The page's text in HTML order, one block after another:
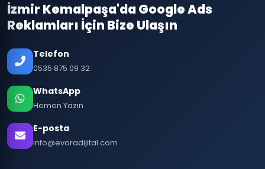
İzmir Kemalpaşa'da Google Ads
Reklamları İçin Bize Ulaşın
Telefon
0535 875 09 32
WhatsApp
Hemen Yazın
E-posta
info@evoradijital.com